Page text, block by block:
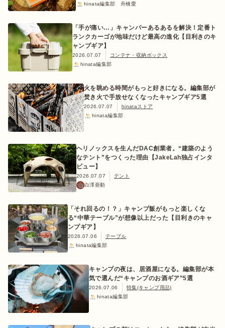
hinata編集部 舟橋愛
「手が痛い…」キャンパーあるあるを解決！定番ト
ランクカーゴが地味だけど最高の進化【目利きのキ
ャンプギア】
2026.07.07
コンテナ・収納ボックス
hinata編集部
火を眺める時間がもっと好きになる。編集部が
焚き火で手放せなくなったキャンプギア5選
2026.07.07
hinataストア
hinata編集部
ヘリノックスを生んだDAC創業者。“建築のよう
なテント”をつくった理由【JakeLah独占インタ
ビュー】
2026.07.07
テント
白澤亜動
「それ回るの！？」キャンプ飯がもっと楽しくな
る“中華テーブル”が想像以上だった【目利きのキャ
ンプギア】
2026.07.06
テーブル
hinata編集部
キャンプの夜は、居酒屋になる。編集部が本
気で選んだ“キャンプのお酒ギア”5選
2026.07.06
特集(キャンプ用品)
hinata編集部